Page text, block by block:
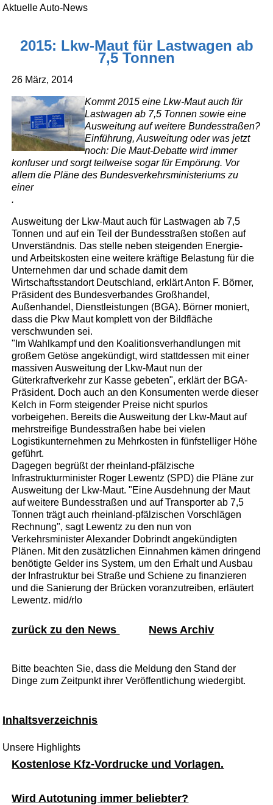
Aktuelle Auto-News
2015: Lkw-Maut für Lastwagen ab
7,5 Tonnen
26 März, 2014
Kommt 2015 eine Lkw-Maut auch für
Lastwagen ab 7,5 Tonnen sowie eine
Ausweitung auf weitere Bundesstraßen?
Einführung, Ausweitung oder was jetzt
noch: Die Maut-Debatte wird immer
konfuser und sorgt teilweise sogar für Empörung. Vor
allem die Pläne des Bundesverkehrsministeriums zu
einer
.
Ausweitung der Lkw-Maut auch für Lastwagen ab 7,5
Tonnen und auf ein Teil der Bundesstraßen stoßen auf
Unverständnis. Das stelle neben steigenden Energie-
und Arbeitskosten eine weitere kräftige Belastung für die
Unternehmen dar und schade damit dem
Wirtschaftsstandort Deutschland, erklärt Anton F. Börner,
Präsident des Bundesverbandes Großhandel,
Außenhandel, Dienstleistungen (BGA). Börner moniert,
dass die Pkw Maut komplett von der Bildfläche
verschwunden sei.
"Im Wahlkampf und den Koalitionsverhandlungen mit
großem Getöse angekündigt, wird stattdessen mit einer
massiven Ausweitung der Lkw-Maut nun der
Güterkraftverkehr zur Kasse gebeten", erklärt der BGA-
Präsident. Doch auch an den Konsumenten werde dieser
Kelch in Form steigender Preise nicht spurlos
vorbeigehen. Bereits die Ausweitung der Lkw-Maut auf
mehrstreifige Bundesstraßen habe bei vielen
Logistikunternehmen zu Mehrkosten in fünfstelliger Höhe
geführt.
Dagegen begrüßt der rheinland-pfälzische
Infrastrukturminister Roger Lewentz (SPD) die Pläne zur
Ausweitung der Lkw-Maut. "Eine Ausdehnung der Maut
auf weitere Bundesstraßen und auf Transporter ab 7,5
Tonnen trägt auch rheinland-pfälzischen Vorschlägen
Rechnung", sagt Lewentz zu den nun von
Verkehrsminister Alexander Dobrindt angekündigten
Plänen. Mit den zusätzlichen Einnahmen kämen dringend
benötigte Gelder ins System, um den Erhalt und Ausbau
der Infrastruktur bei Straße und Schiene zu finanzieren
und die Sanierung der Brücken voranzutreiben, erläutert
Lewentz. mid/rlo
zurück zu den News News Archiv
Bitte beachten Sie, dass die Meldung den Stand der
Dinge zum Zeitpunkt ihrer Veröffentlichung wiedergibt.
Inhaltsverzeichnis
Unsere Highlights
Kostenlose Kfz-Vordrucke und Vorlagen.
Wird Autotuning immer beliebter?